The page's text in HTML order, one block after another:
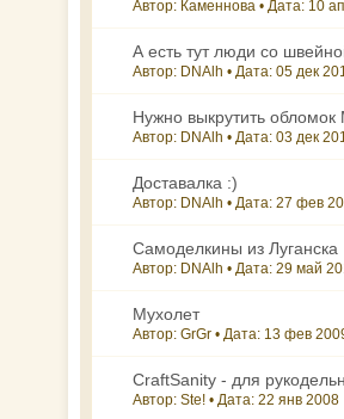
Автор: Каменнова • Дата: 10
А есть тут люди со
Автор: DNAlh • Дата:05 дек
Нужно выкрутить
Автор: DNAlh • Дата:03 дек
Доставалка :)
Автор: DNAlh • Дата:27 фев
Самоделкины из Луганска
Автор: DNAlh • Дата:29 май
Мухолет
Автор: GrGr • Дата: 13 фев
CraftSanity - для
Автор: Ste! • Дата:22 янв 2008